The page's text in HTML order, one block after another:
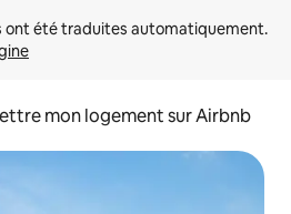
mon logement sur Airbnb